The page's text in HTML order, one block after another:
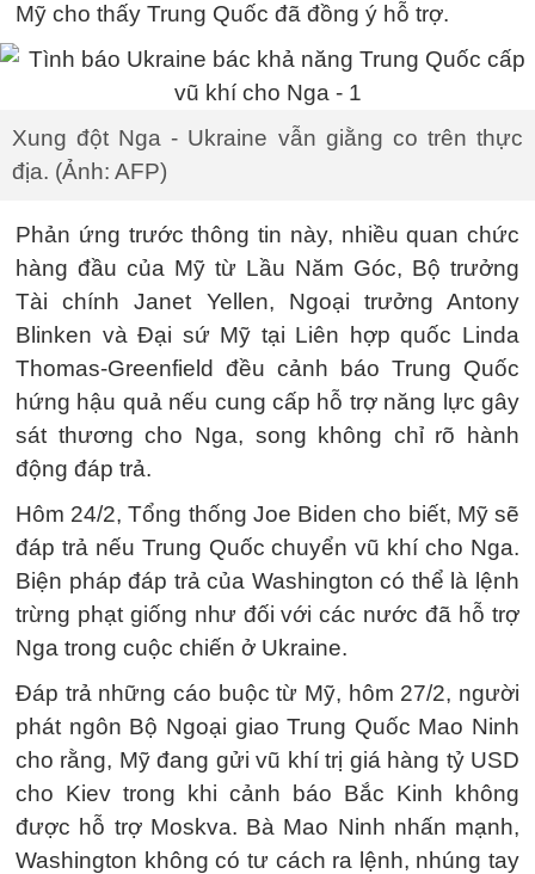
Mỹ cho thấy Trung Quốc đã đồng ý hỗ trợ.
Xung đột Nga - Ukraine vẫn giằng co trên thực
địa. (Ảnh: AFP)
Phản ứng trước thông tin này, nhiều quan chức
hàng đầu của Mỹ từ Lầu Năm Góc, Bộ trưởng
Tài chính Janet Yellen, Ngoại trưởng Antony
Blinken và Đại sứ Mỹ tại Liên hợp quốc Linda
Thomas-Greenfield đều cảnh báo Trung Quốc
hứng hậu quả nếu cung cấp hỗ trợ năng lực gây
sát thương cho Nga, song không chỉ rõ hành
động đáp trả.
Hôm 24/2, Tổng thống Joe Biden cho biết, Mỹ sẽ
đáp trả nếu Trung Quốc chuyển vũ khí cho Nga.
Biện pháp đáp trả của Washington có thể là lệnh
trừng phạt giống như đối với các nước đã hỗ trợ
Nga trong cuộc chiến ở Ukraine.
Đáp trả những cáo buộc từ Mỹ, hôm 27/2, người
phát ngôn Bộ Ngoại giao Trung Quốc Mao Ninh
cho rằng, Mỹ đang gửi vũ khí trị giá hàng tỷ USD
cho Kiev trong khi cảnh báo Bắc Kinh không
được hỗ trợ Moskva. Bà Mao Ninh nhấn mạnh,
Washington không có tư cách ra lệnh, nhúng tay